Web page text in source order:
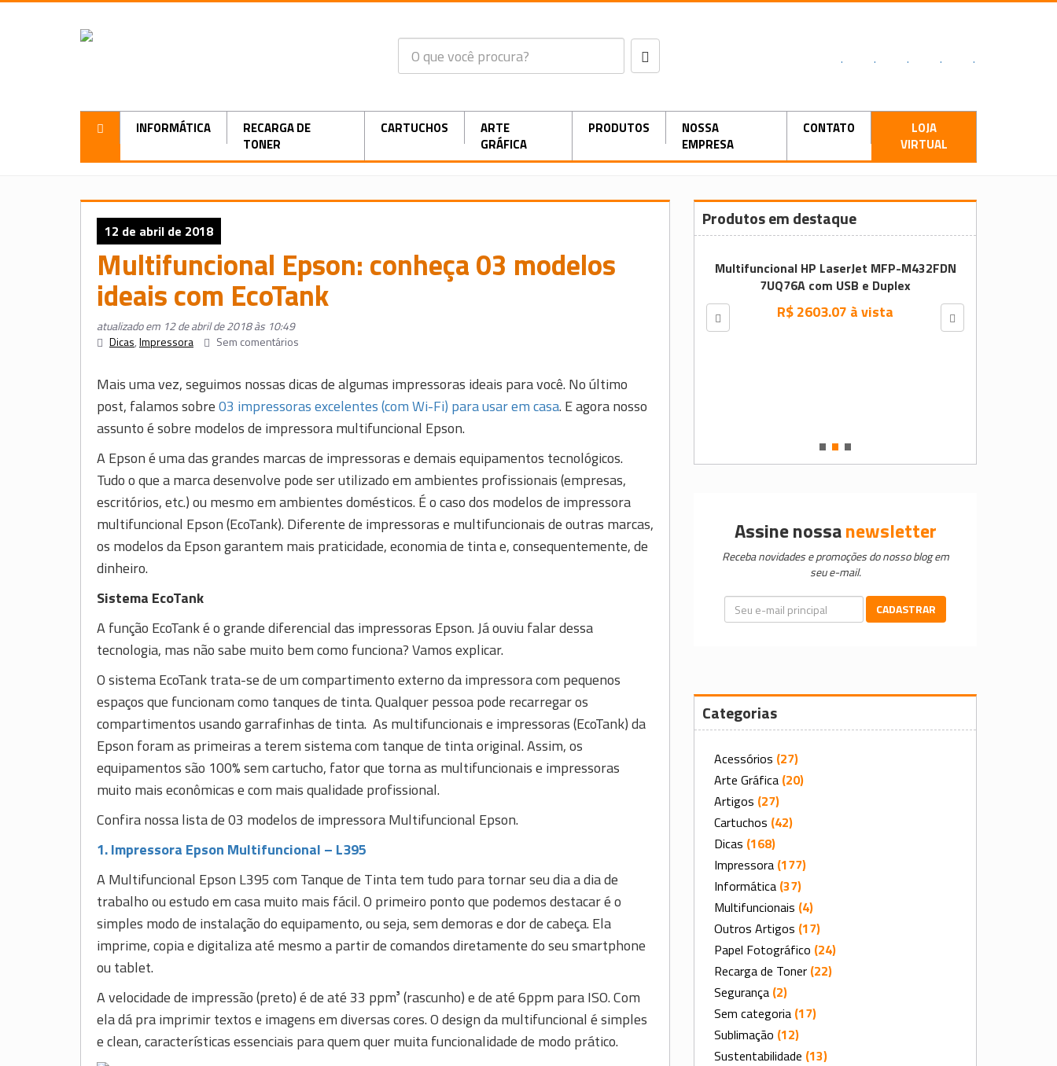
. . . . .
INFORMÁTICA
RECARGA DE
TONER
CARTUCHOS
ARTE
GRÁFICA
PRODUTOS
NOSSA
EMPRESA
CONTATO
LOJA
VIRTUAL
12 de abril de 2018
Multifuncional Epson: conheça 03 modelos
ideais com EcoTank
atualizado em 12 de abril de 2018 às 10:49
Dicas,Impressora Sem comentários
Mais uma vez, seguimos nossas dicas de algumas impressoras ideais para você. No último
post, falamos sobre03 impressoras excelentes (com Wi-Fi) para usar em casa. E agora nosso
assunto é sobre modelos de impressora multifuncional Epson.
A Epson é uma das grandes marcas de impressoras e demais equipamentos tecnológicos.
Tudo o que a marca desenvolve pode ser utilizado em ambientes profissionais (empresas,
escritórios, etc.) ou mesmo em ambientes domésticos. É o caso dos modelos de impressora
multifuncional Epson (EcoTank). Diferente de impressoras e multifuncionais de outras marcas,
os modelos da Epson garantem mais praticidade, economia de tinta e, consequentemente, de
dinheiro.
Sistema EcoTank
A função EcoTank é o grande diferencial das impressoras Epson. Já ouviu falar dessa
tecnologia, mas não sabe muito bem como funciona? Vamos explicar.
O sistema EcoTank trata-se de um compartimento externo da impressora com pequenos
espaços que funcionam como tanques de tinta. Qualquer pessoa pode recarregar os
compartimentos usando garrafinhas de tinta. As multifuncionais e impressoras (EcoTank) da
Epson foram as primeiras a terem sistema com tanque de tinta original. Assim, os
equipamentos são 100% sem cartucho, fator que torna as multifuncionais e impressoras
muito mais econômicas e com mais qualidade profissional.
Confira nossa lista de 03 modelos de impressora Multifuncional Epson.
1. Impressora Epson Multifuncional – L395
A Multifuncional Epson L395 com Tanque de Tinta tem tudo para tornar seu dia a dia de
trabalho ou estudo em casa muito mais fácil. O primeiro ponto que podemos destacar é o
simples modo de instalação do equipamento, ou seja, sem demoras e dor de cabeça. Ela
imprime, copia e digitaliza até mesmo a partir de comandos diretamente do seu smartphone
ou tablet.
A velocidade de impressão (preto) é de até 33 ppm³ (rascunho) e de até 6ppm para ISO. Com
ela dá pra imprimir textos e imagens em diversas cores. O design da multifuncional é simples
e clean, características essenciais para quem quer muita funcionalidade de modo prático.
Produtos em destaque
Multifuncional HP LaserJet MFP-M432FDN
7UQ76A com USB e Duplex
R$ 2603.07 à vista
•••
Assine nossanewsletter
Receba novidades e promoções do nosso blog em
seu e-mail.
CADASTRAR
Categorias
Acessórios (27)
Arte Gráfica (20)
Artigos (27)
Cartuchos (42)
Dicas (168)
Impressora (177)
Informática (37)
Multifuncionais (4)
Outros Artigos (17)
Papel Fotográfico (24)
Recarga de Toner (22)
Segurança (2)
Sem categoria (17)
Sublimação (12)
Sustentabilidade (13)